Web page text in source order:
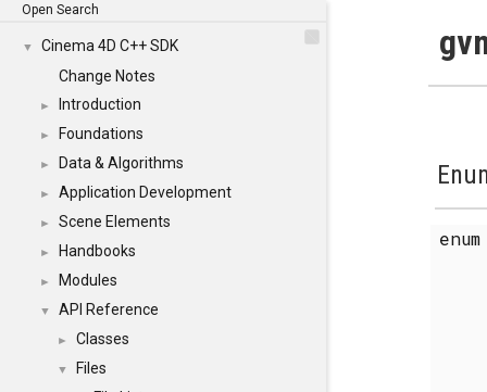
Open Search
▼
Cinema 4D C++ SDK
Change Notes
► Introduction
► Foundations
► Data & Algorithms
► Application Development
► Scene Elements
► Handbooks
► Modules
▼ API Reference
► Classes
▼ Files